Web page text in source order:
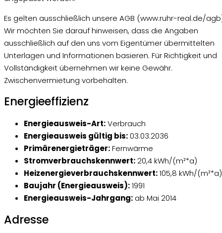
Es gelten ausschließlich unsere AGB (www.ruhr-real.de/
Wir möchten Sie darauf hinweisen, dass die Angaben
ausschließlich auf den uns vom Eigentümer übermittelten
Unterlagen und Informationen basieren. Für Richtigkeit und
Vollständigkeit übernehmen wir keine Gewähr.
Zwischenvermietung vorbehalten.
Energieeffizienz
Energieausweis-Art:Verbrauch
Energieausweis gültig bis:03.03.2036
Primärenergieträger:Fernwärme
Stromverbrauchskennwert:20,4 kWh/(m²*a)
Heizenergieverbrauchskennwert:105,8 kWh/(m²*a)
Baujahr (Energieausweis):1991
Energieausweis-Jahrgang: ab Mai 2014
Adresse